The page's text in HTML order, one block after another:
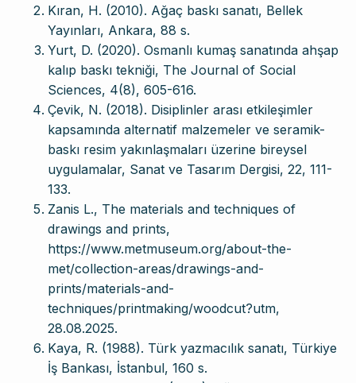
Kıran, H. (2010). Ağaç baskı sanatı, Bellek
Yayınları, Ankara, 88 s.
Yurt, D. (2020). Osmanlı kumaş sanatında ahşap
kalıp baskı tekniği, The Journal of Social
Sciences, 4(8), 605-616.
Çevik, N. (2018). Disiplinler arası etkileşimler
kapsamında alternatif malzemeler ve seramik-
baskı resim yakınlaşmaları üzerine bireysel
uygulamalar, Sanat ve Tasarım Dergisi, 22, 111-
133.
Zanis L., The materials and techniques of
drawings and prints,
https://www.metmuseum.org/about-the-
met/collection-areas/drawings-and-
prints/materials-and-
techniques/printmaking/woodcut?utm,
28.08.2025.
Kaya, R. (1988). Türk yazmacılık sanatı, Türkiye
İş Bankası, İstanbul, 160 s.